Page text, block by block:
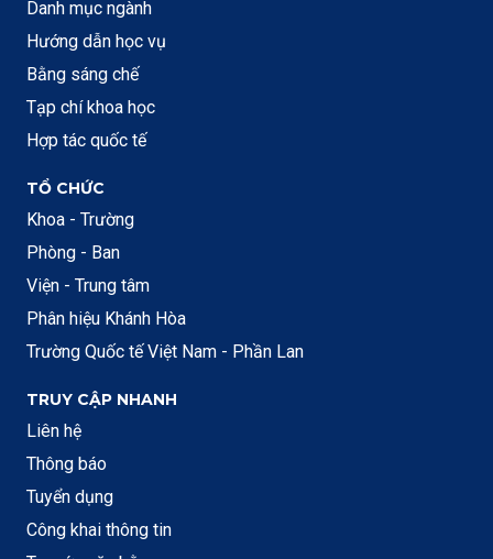
Danh mục ngành
Hướng dẫn học vụ
Bằng sáng chế
Tạp chí khoa học
Hợp tác quốc tế
TỔ CHỨC
Khoa - Trường
Phòng - Ban
Viện - Trung tâm
Phân hiệu Khánh Hòa
Trường Quốc tế Việt Nam - Phần Lan
TRUY CẬP NHANH
Liên hệ
Thông báo
Tuyển dụng
Công khai thông tin